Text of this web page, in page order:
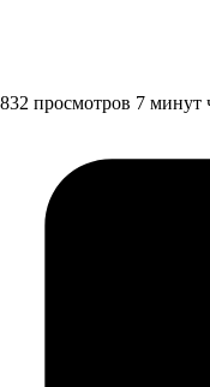
832 просмотров 7 минут